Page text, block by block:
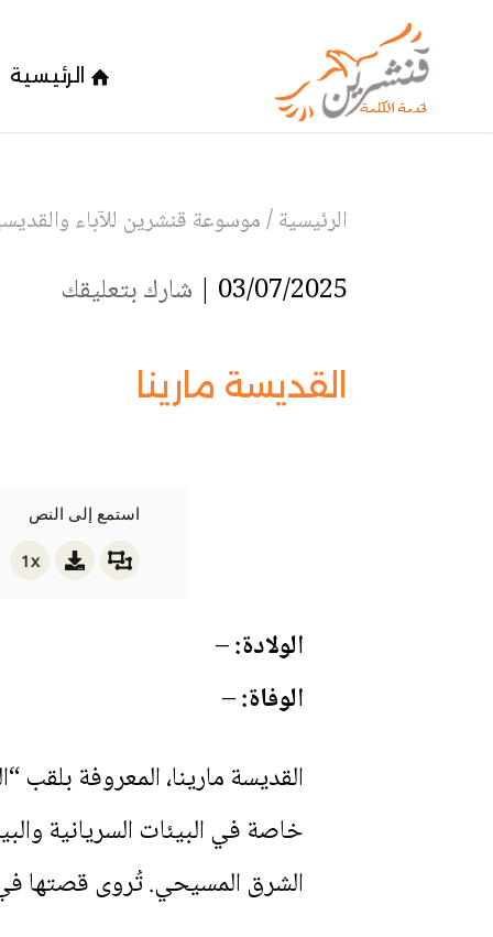
الرئيسية
الرئيسية/موسوعة قنشرين للآباء
03/07/2025 | شارك بتعليقك
القديسة مارينا
استمع إلى النص
1x
الولادة:–
الوفاة:–
القديسة مارينا، المعروفة
خاصة في البيئات السريانية
الشرق المسيحي. تُروى قصتها في